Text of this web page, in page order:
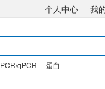
个人中心 我
PCR/qPCR 蛋白